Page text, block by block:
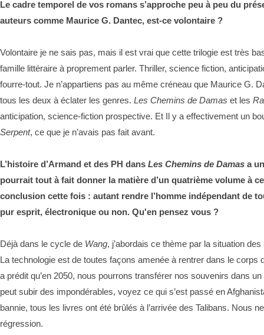
Le cadre temporel de vos romans s’approche peu à peu du
auteurs comme Maurice G. Dantec, est-ce volontaire ?
Volontaire je ne sais pas, mais il est vrai que cette trilogie est très
famille littéraire à proprement parler. Thriller, science fiction,
fourre-tout. Je n’appartiens pas au même créneau que Maurice G.
tous les deux à éclater les genres. Les Chemins de Damas et les
anticipation, science-fiction prospective. Et Il y a effectivement un
Serpent, ce que je n’avais pas fait avant.
L’histoire d’Armand et des PH dans Les Chemins de Damas a
pourrait tout à fait donner la matière d’un quatrième volume à
conclusion cette fois : autant rendre l’homme indépendant de
pur esprit, électronique ou non. Qu'en pensez vous ?
Déjà dans le cycle de Wang, j’abordais ce thème par la situation
La technologie est de toutes façons amenée à rentrer dans le corps
a prédit qu’en 2050, nous pourrons transférer nos souvenirs dans
peut subir des impondérables, voyez ce qui s’est passé en
bannie, tous les livres ont été brûlés à l’arrivée des Talibans. Nous
régression.